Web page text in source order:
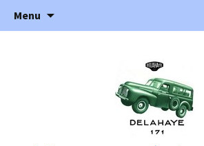
l'Automobile
l'automobile ancienne :
…
Menu